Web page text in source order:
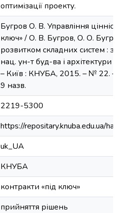
оптимізації проекту.
Бугров О. В. Управління
ключ» / О. В. Бугров, О. О.
розвитком складних систем :
нац. ун-т буд-ва і архітектури
– Київ : КНУБА, 2015. – № 22. –
9 назв.
2219-5300
https://repositary.knuba.edu.ua/
uk_UA
КНУБА
контракти «під ключ»
прийняття рішень